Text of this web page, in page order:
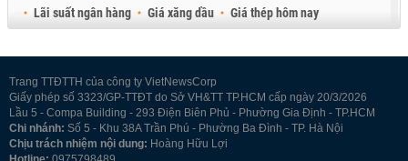
Lãi suất ngân hàng
Giá xăng dầu
Giá thép hôm nay
Trang TTĐTTH của công ty VietNewsCorp
Giấy phép số 3323/GP-TTĐT do Sở VH&TT TP.HCM cấp ngày 20/3/2026
Lầu 5 - Compa Building - 293 Điện Biên Phủ - Phường Gia Định - TP.HCM
Chi nhánh: Số 5 - Khu 38A Trần Phú - Phường Ba Đình - TP. Hà Nội
Chịu trách nhiệm nội dung: Hoàng Hữu Lợi